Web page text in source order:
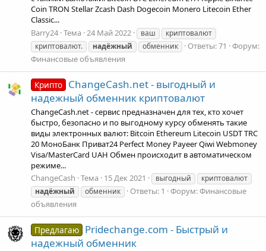
Coin TRON Stellar Zcash Dash Dogecoin Monero Litecoin Ether
Classic...
Barry24 Тема 24 Май 2022 ваш
криптовалют
криптовалют.
надёжный обменник Ответы: 71
Форум:
Финансовые объявления
Крипто ChangeCash.net - выгодный и
надежный обменник криптовалют
ChangeCash.net - сервис предназначен для тех, кто хочет
быстро, безопасно и по выгодному курсу обменять такие
виды электронных валют: Bitcoin Ethereum Litecoin USDT TRC
20 МоноБанк Приват24 Perfect Money Payeer Qiwi Webmoney
Visa/MasterCard UAH Обмен происходит в автоматическом
режиме...
ChangeCash Тема 15 Дек 2021 выгодный
криптовалют
надёжный
обменник Ответы: 1 Форум:Финансовые
объявления
Предлагаю Pridechange.com - Быстрый и
надежный обменник